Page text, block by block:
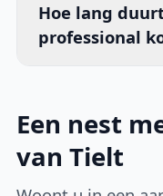
Hoe lang
professional
Een nest
van Tielt